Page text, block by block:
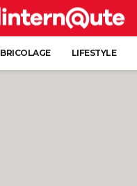
BRICOLAGE LIFESTYLE